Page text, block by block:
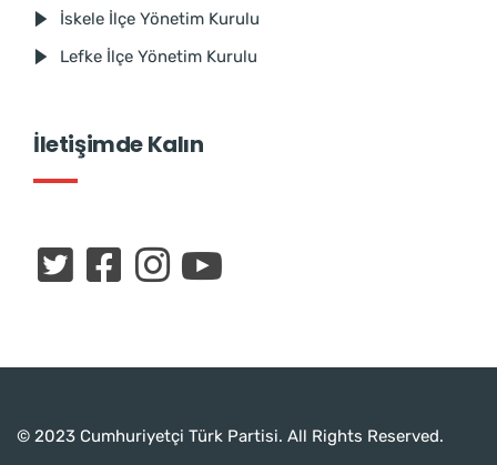
İskele İlçe Yönetim Kurulu
Lefke İlçe Yönetim Kurulu
İletişimde Kalın
© 2023 Cumhuriyetçi Türk Partisi. All Rights Reserved.